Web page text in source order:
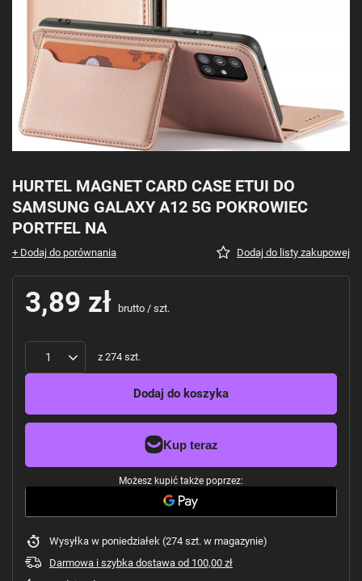
HURTEL MAGNET CARD CASE ETUI DO
SAMSUNG GALAXY A12 5G POKROWIEC
PORTFEL NA
+ Dodaj do porównania Dodaj do listy zakupowej
3,89 zł brutto / szt.
z 274 szt.
Dodaj do koszyka
Możesz kupić także poprzez:
Wysyłka w poniedziałek (274 szt. w magazynie)
Darmowa i szybka dostawa od 100,00 zł